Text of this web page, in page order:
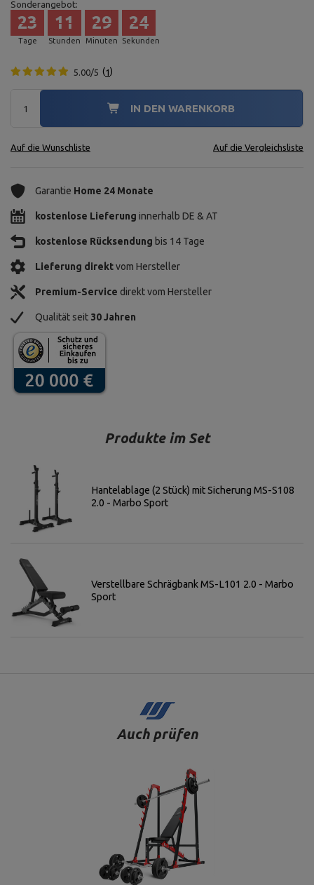
Sonderangebot:
Tage
23
Stunden
11
Minuten
29
Sekunden
22
5.00/5 1
IN DEN WARENKORB
Auf die Wunschliste Auf die Vergleichsliste
Garantie Home 24 Monate
kostenlose Lieferung innerhalb DE & AT
kostenlose Rücksendung bis 14 Tage
Lieferung direktvom Hersteller
Premium-Service direkt vom Hersteller
Qualität seit 30 Jahren
Produkte im Set
Hantelablage (2 Stück) mit Sicherung MS-S108
2.0 - Marbo Sport
Verstellbare Schrägbank MS-L101 2.0 - Marbo
Sport
Auch prüfen